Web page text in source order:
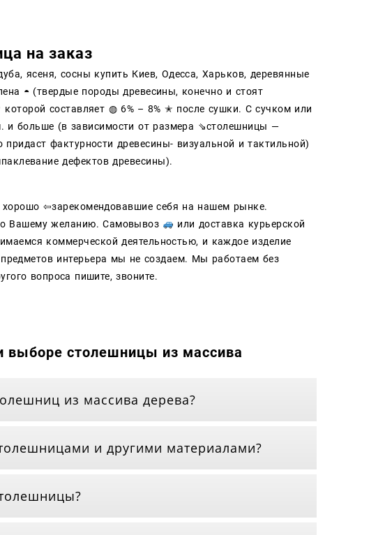
на заказ
ясеня, сосны купить Киев, Одесса, Харьков, деревянные
◓ (твердые породы древесины, конечно и стоят
составляет ◍ 6% – 8% ✭ после сушки. С сучком или
и больше (в зависимости от размера ⇘столешницы —
фактурности древесины- визуальной и тактильной)
дефектов древесины).
⇦зарекомендовавшие себя на нашем рынке.
Вашему желанию. Самовывоз
или доставка курьерской
коммерческой деятельностью, и каждое изделие
интерьера мы не создаем. Мы работаем без
вопроса пишите, звоните.
выборе столешницы из массива
из массива дерева?
и другими материалами?